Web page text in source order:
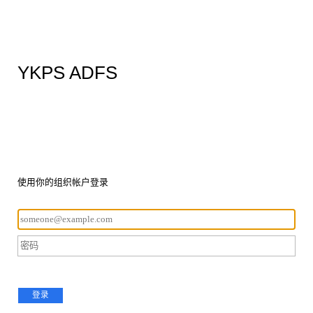
YKPS ADFS
使用你的组织帐户登录
登录